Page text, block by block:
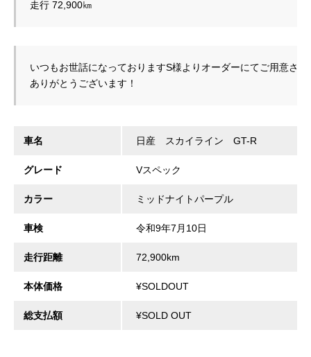
走行 72,900㎞
いつもお世話になっておりますS様よりオーダーにてご用意さ
ありがとうございます！
車名 日産 スカイライン GT-R
グレード Vスペック
カラー ミッドナイトパープル
車検 令和9年7月10日
走行距離 72,900km
本体価格 ¥SOLDOUT
総支払額 ¥SOLD OUT